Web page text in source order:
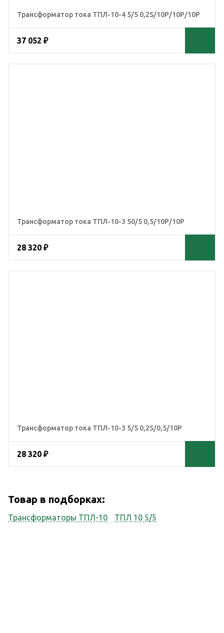
Трансформатор тока ТПЛ-10-4 5/5 0,2S/10Р/10Р/10Р
37 052 ₽
Трансформатор тока ТПЛ-10-3 50/5 0,5/10Р/10Р
28 320 ₽
Трансформатор тока ТПЛ-10-3 5/5 0,2S/0,5/10Р
28 320 ₽
Товар в подборках:
Трансформаторы ТПЛ-10 ТПЛ 10 5/5